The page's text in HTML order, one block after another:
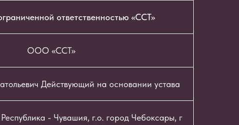
ответственностью «ССТ»
ООО «ССТ»
Действующий на основании устава
- Чувашия, г.о. город Чебоксары, г